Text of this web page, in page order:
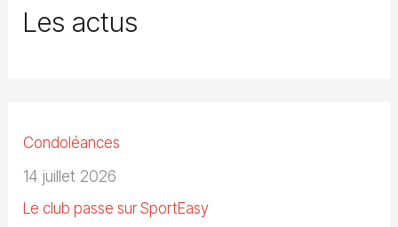
Les actus
Condoléances
14 juillet 2026
Le club passe sur SportEasy